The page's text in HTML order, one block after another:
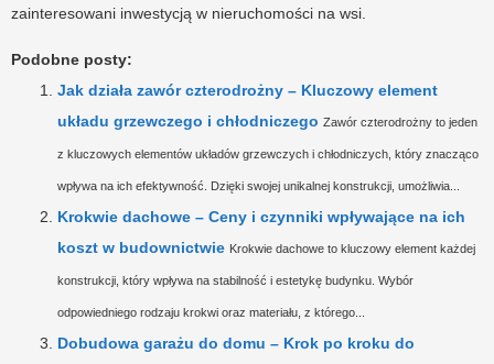
zainteresowani inwestycją w nieruchomości na wsi.
Podobne posty:
Jak działa zawór czterodrożny – Kluczowy element
układu grzewczego i chłodniczego Zawór czterodrożny to jeden
z kluczowych elementów układów grzewczych i chłodniczych, który znacząco
wpływa na ich efektywność. Dzięki swojej unikalnej konstrukcji, umożliwia...
Krokwie dachowe – Ceny i czynniki wpływające na ich
koszt w budownictwie Krokwie dachowe to kluczowy element każdej
konstrukcji, który wpływa na stabilność i estetykę budynku. Wybór
odpowiedniego rodzaju krokwi oraz materiału, z którego...
Dobudowa garażu do domu – Krok po kroku do